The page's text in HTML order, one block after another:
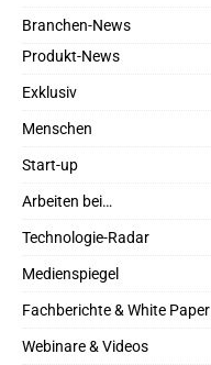
Branchen-News
Produkt-News
Exklusiv
Menschen
Start-up
Arbeiten bei…
Technologie-Radar
Medienspiegel
Fachberichte & White Paper
Webinare & Videos